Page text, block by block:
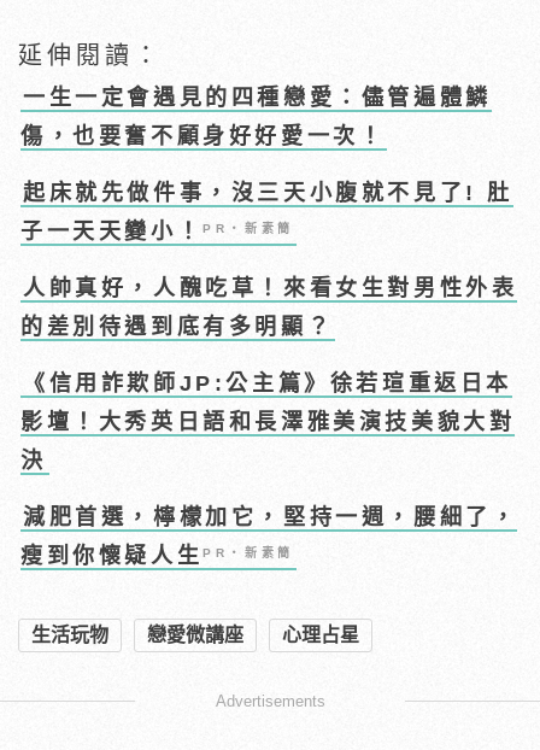
延伸閱讀：
一生一定會遇見的四種戀愛：儘管遍體鱗
傷，也要奮不顧身好好愛一次！
起床就先做件事，沒三天小腹就不見了! 肚
子一天天變小！PR・新素簡
人帥真好，人醜吃草！來看女生對男性外表
的差別待遇到底有多明顯？
《信用詐欺師JP:公主篇》徐若瑄重返日本
影壇！大秀英日語和長澤雅美演技美貌大對
決
減肥首選，檸檬加它，堅持一週，腰細了，
瘦到你懷疑人生PR・新素簡
生活玩物 戀愛微講座 心理占星
Advertisements